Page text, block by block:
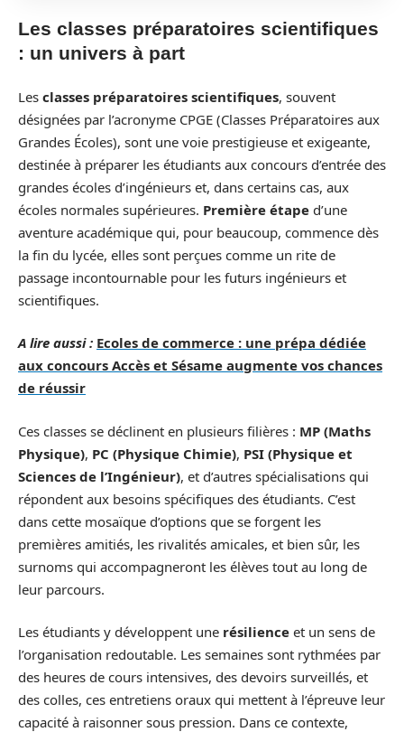
Les classes préparatoires scientifiques
: un univers à part
Les classes préparatoires scientifiques, souvent
désignées par l’acronyme CPGE (Classes Préparatoires aux
Grandes Écoles), sont une voie prestigieuse et exigeante,
destinée à préparer les étudiants aux concours d’entrée des
grandes écoles d’ingénieurs et, dans certains cas, aux
écoles normales supérieures. Première étape d’une
aventure académique qui, pour beaucoup, commence dès
la fin du lycée, elles sont perçues comme un rite de
passage incontournable pour les futurs ingénieurs et
scientifiques.
A lire aussi : Ecoles de commerce : une prépa dédiée
aux concours Accès et Sésame augmente vos chances
de réussir
Ces classes se déclinent en plusieurs filières : MP (Maths
Physique), PC (Physique Chimie), PSI (Physique et
Sciences de l’Ingénieur), et d’autres spécialisations qui
répondent aux besoins spécifiques des étudiants. C’est
dans cette mosaïque d’options que se forgent les
premières amitiés, les rivalités amicales, et bien sûr, les
surnoms qui accompagneront les élèves tout au long de
leur parcours.
Les étudiants y développent une résilience et un sens de
l’organisation redoutable. Les semaines sont rythmées par
des heures de cours intensives, des devoirs surveillés, et
des colles, ces entretiens oraux qui mettent à l’épreuve leur
capacité à raisonner sous pression. Dans ce contexte,